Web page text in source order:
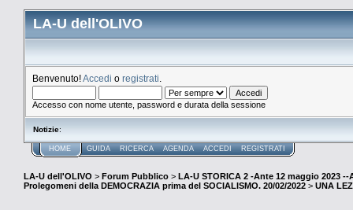
LA-U dell'OLIVO
Benvenuto!Accedi o registrati
Accesso con nome utente, password e durata della sessione
Notizie:
HOME GUIDA RICERCA AGENDA ACCEDI REGISTRATI
LA-U dell'OLIVO > Forum Pubblico > LA-U STORICA 2 -Ante 12 maggio 2023 --
Prolegomeni della DEMOCRAZIA prima del SOCIALISMO. 20/02/2022 > UNA